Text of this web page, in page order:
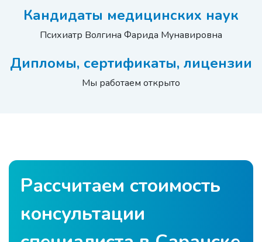
Кандидаты медицинских наук
Психиатр Волгина Фарида Мунавировна
Дипломы, сертификаты, лицензии
Мы работаем открыто
Рассчитаем стоимость
консультации